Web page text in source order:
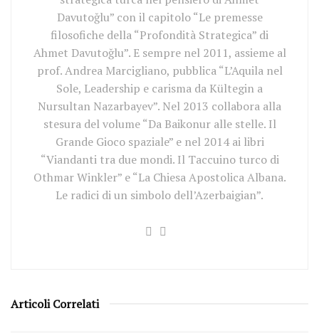
Davutoğlu” con il capitolo “Le premesse
filosofiche della “Profondità Strategica” di
Ahmet Davutoğlu”. E sempre nel 2011, assieme al
prof. Andrea Marcigliano, pubblica “L’Aquila nel
Sole, Leadership e carisma da Kültegin a
Nursultan Nazarbayev”. Nel 2013 collabora alla
stesura del volume “Da Baikonur alle stelle. Il
Grande Gioco spaziale” e nel 2014 ai libri
“Viandanti tra due mondi. Il Taccuino turco di
Othmar Winkler” e “La Chiesa Apostolica Albana.
Le radici di un simbolo dell’Azerbaigian”.
Articoli Correlati